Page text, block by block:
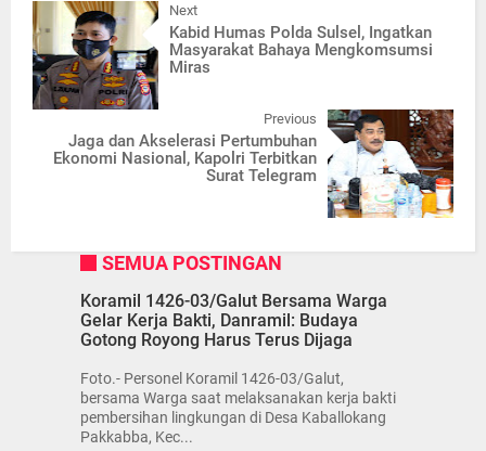
Next
Kabid Humas Polda Sulsel, Ingatkan
Masyarakat Bahaya Mengkomsumsi
Miras
Previous
Jaga dan Akselerasi Pertumbuhan
Ekonomi Nasional, Kapolri Terbitkan
Surat Telegram
SEMUA POSTINGAN
Koramil 1426-03/Galut Bersama Warga
Gelar Kerja Bakti, Danramil: Budaya
Gotong Royong Harus Terus Dijaga
Foto.- Personel Koramil 1426-03/Galut,
bersama Warga saat melaksanakan kerja bakti
pembersihan lingkungan di Desa Kaballokang
Pakkabba, Kec...